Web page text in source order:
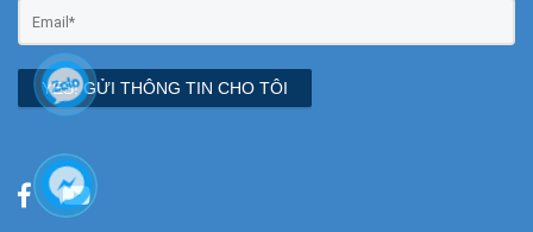
YES! GỬI THÔNG TIN CHO TÔI